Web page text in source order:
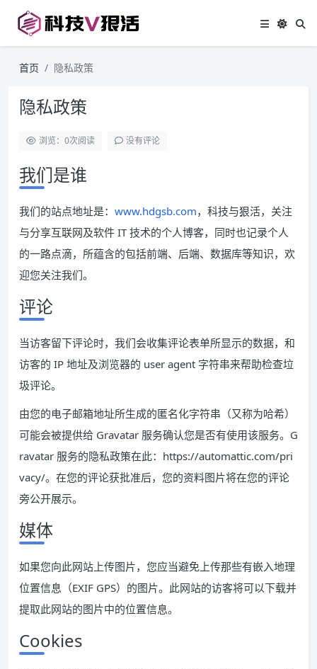
首页 隐私政策
隐私政策
浏览：0次阅读 没有评论
我们是谁
我们的站点地址是： www.hdgsb.com，科技与狠活，关注
与分享互联网及软件 IT 技术的个人博客，同时也记录个人
的一路点滴，所蕴含的包括前端、后端、数据库等知识，欢
迎您关注我们。
评论
当访客留下评论时，我们会收集评论表单所显示的数据，和
访客的 IP 地址及浏览器的 user agent 字符串来帮助检查垃
圾评论。
由您的电子邮箱地址所生成的匿名化字符串（又称为哈希）
可能会被提供给 Gravatar 服务确认您是否有使用该服务。G
ravatar 服务的隐私政策在此：https://automattic.com/pri
vacy/。在您的评论获批准后，您的资料图片将在您的评论
旁公开展示。
媒体
如果您向此网站上传图片，您应当避免上传那些有嵌入地理
位置信息（EXIF GPS）的图片。此网站的访客将可以下载并
提取此网站的图片中的位置信息。
Cookies